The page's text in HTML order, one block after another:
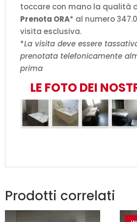
toccare con mano la qualità
Prenota ORA* al numero
visita esclusiva.
*La visita deve essere
prenotata telefonicamente
prima
LE FOTO DEI
Prodotti correlati